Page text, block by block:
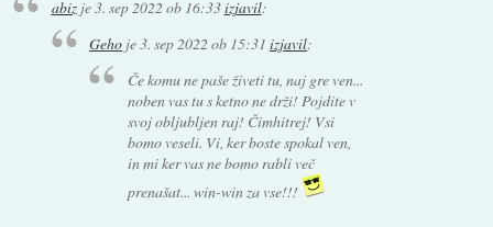
abizje3. sep 2022 ob 16:33izjavil:
Geho je3. sep 2022 ob 15:31 izjavil:
Če komu ne paše živeti tu, naj gre ven...
noben vas tu s ketno ne drži! Pojdite v
svoj obljubljen raj! Čimhitrej! Vsi
bomo veseli. Vi, ker boste spokal ven,
in mi ker vas ne bomo rabli več
prenašat... win-win za vse!!!